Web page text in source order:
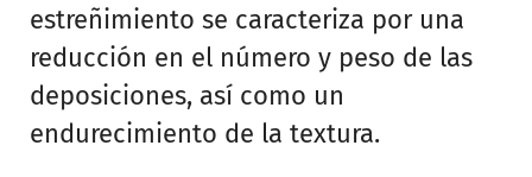
estreñimiento se caracteriza por una
reducción en el número y peso de las
deposiciones, así como un
endurecimiento de la textura.